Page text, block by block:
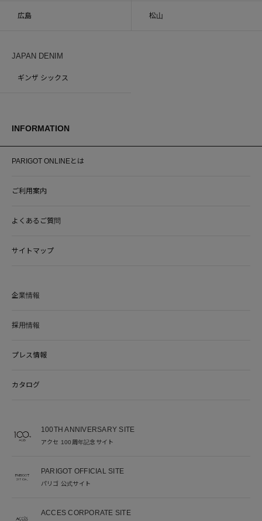
広島 松山
JAPAN DENIM
ギンザ シックス
INFORMATION
PARIGOT ONLINEとは
ご利用案内
よくあるご質問
サイトマップ
企業情報
採用情報
プレス情報
カタログ
100TH ANNIVERSARY SITE
アクセ 100周年記念サイト
PARIGOT OFFICIAL SITE
パリゴ 公式サイト
ACCES CORPORATE SITE